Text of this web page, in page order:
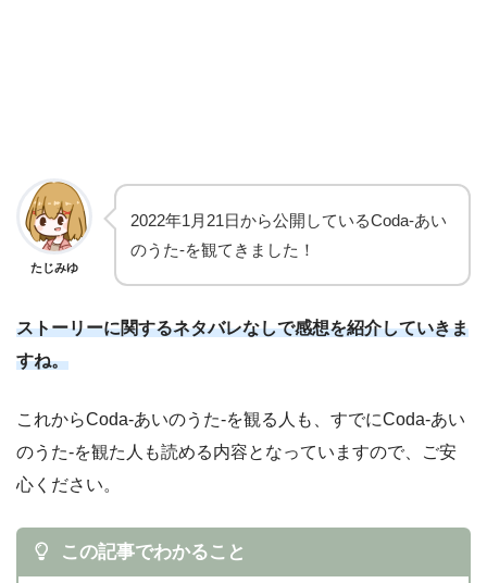
たじみゆ
2022年1月21日から公開しているCoda-あい
のうた-を観てきました！
ストーリーに関するネタバレなしで感想を紹介していきま
すね。
これからCoda-あいのうた-を観る人も、すでにCoda-あい
のうた-を観た人も読める内容となっていますので、ご安
心ください。
この記事でわかること